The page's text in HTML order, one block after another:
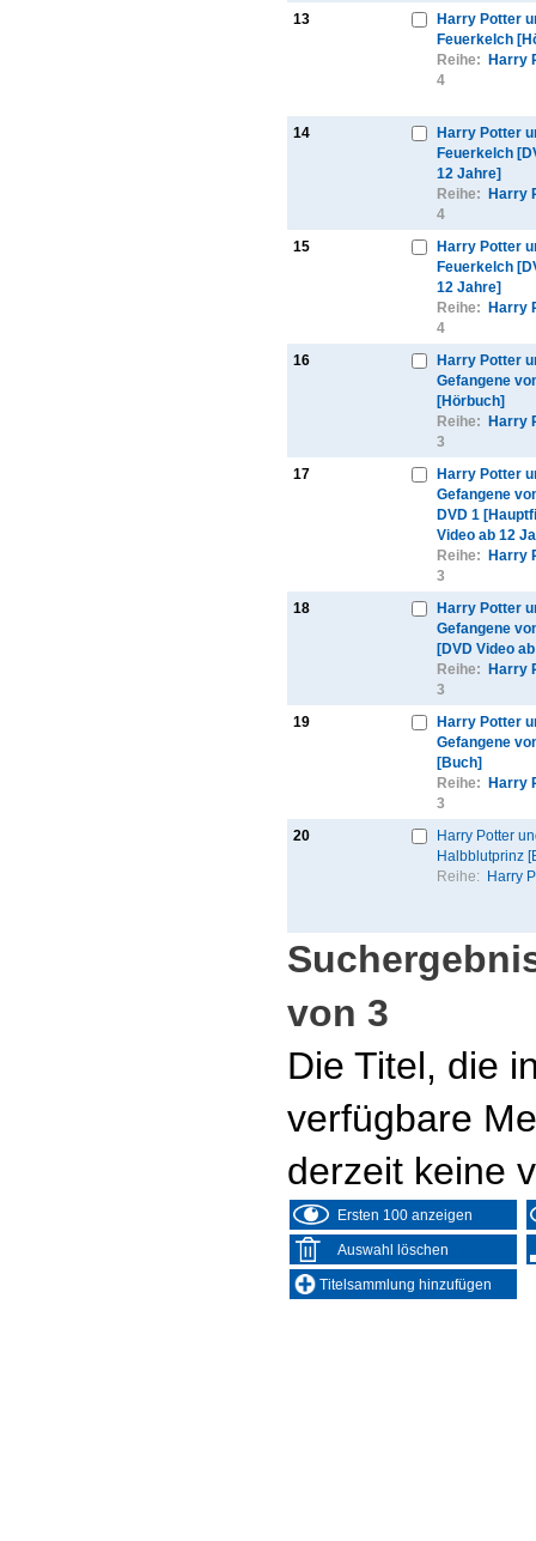
13
Harry Potter
Feuerkelch
Reihe:
Harry
4
14
Harry Potter
Feuerkelch
12 Jahre]
Reihe:
Harry
4
15
Harry Potter
Feuerkelch
12 Jahre]
Reihe:
Harry
4
16
Harry Potter
Gefangene
[Hörbuch]
Reihe:
Harry
3
17
Harry Potter
Gefangene
DVD 1
Video ab 12
Reihe:
Harry
3
18
Harry Potter
Gefangene
[DVD Video
Reihe:
Harry
3
19
Harry Potter
Gefangene
[Buch]
Reihe:
Harry
3
20
Harry Potter
Halbblutprinz
Reihe:
Harry
von 3
Die Titel, die
verfügbare
derzeit keine